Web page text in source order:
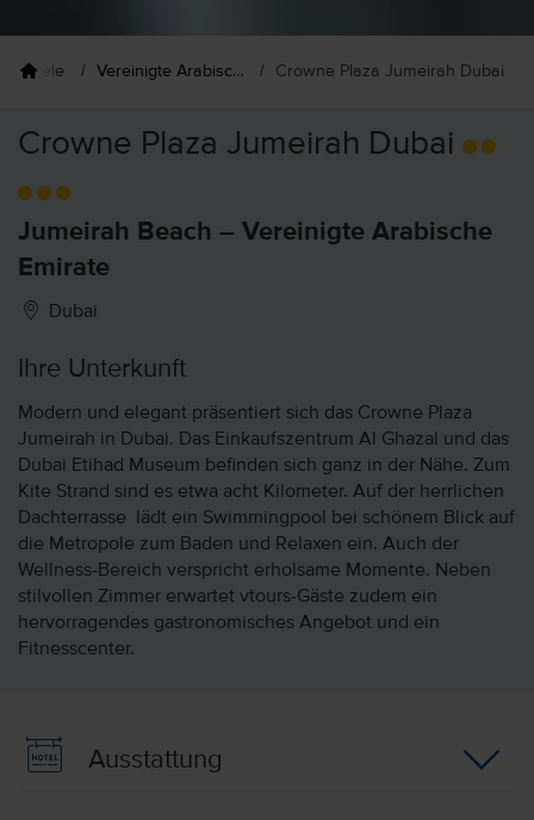
Vereinigte Arabische Emirate Crowne Plaza Jumeirah Dubai
Crowne Plaza Jumeirah Dubai
Jumeirah Beach – Vereinigte Arabische
Emirate
Dubai
Ihre Unterkunft
Modern und elegant präsentiert sich das Crowne Plaza
Jumeirah in Dubai. Das Einkaufszentrum Al Ghazal und das
Dubai Etihad Museum befinden sich ganz in der Nähe. Zum
Kite Strand sind es etwa acht Kilometer. Auf der herrlichen
Dachterrasse lädt ein Swimmingpool bei schönem Blick auf
die Metropole zum Baden und Relaxen ein. Auch der
Wellness-Bereich verspricht erholsame Momente. Neben
stilvollen Zimmer erwartet vtours-Gäste zudem ein
hervorragendes gastronomisches Angebot und ein
Fitnesscenter.
Ausstattung